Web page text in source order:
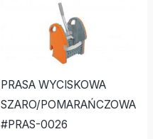
PRASA WYCISKOWA
SZARO/POMARAŃCZOWA
#PRAS-0026